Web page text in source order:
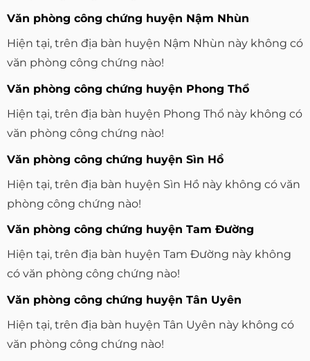
Văn phòng công chứng huyện Nậm Nhùn
Hiện tại, trên địa bàn huyện Nậm Nhùn này không có
văn phòng công chứng nào!
Văn phòng công chứng huyện Phong Thổ
Hiện tại, trên địa bàn huyện Phong Thổ này không có
văn phòng công chứng nào!
Văn phòng công chứng huyện Sìn Hồ
Hiện tại, trên địa bàn huyện Sìn Hồ này không có văn
phòng công chứng nào!
Văn phòng công chứng huyện Tam Đường
Hiện tại, trên địa bàn huyện Tam Đường này không
có văn phòng công chứng nào!
Văn phòng công chứng huyện Tân Uyên
Hiện tại, trên địa bàn huyện Tân Uyên này không có
văn phòng công chứng nào!